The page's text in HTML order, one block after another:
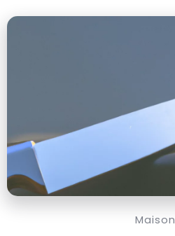
Maison